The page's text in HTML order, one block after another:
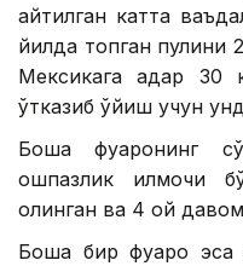
айтилган катта
йилда топган пулини
Мексикага қадар 30
ўтказиб қўйиш учун
Бошқа фуқаронинг
ошпазлик қилмоқчи
олинган ва 4 ой
Бошқа бир фуқаро